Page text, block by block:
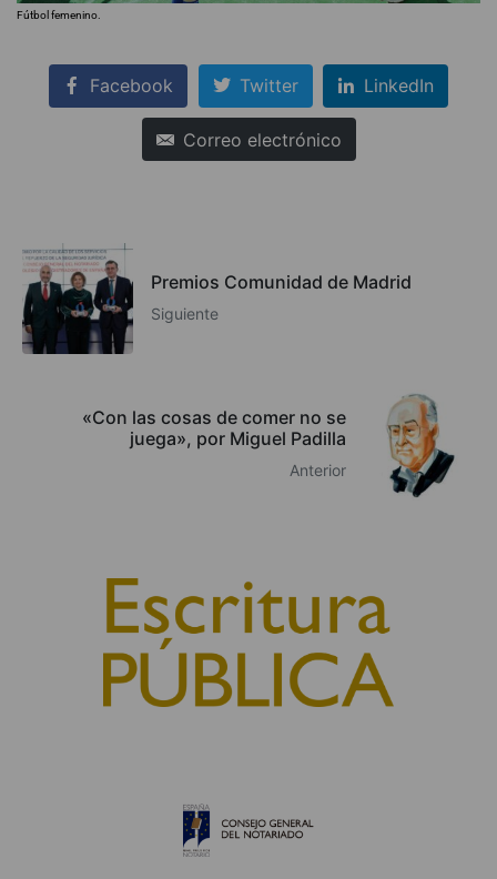
Fútbol femenino.
Facebook Twitter LinkedIn
Correo electrónico
Premios Comunidad de Madrid
Siguiente
«Con las cosas de comer no se
juega», por Miguel Padilla
Anterior